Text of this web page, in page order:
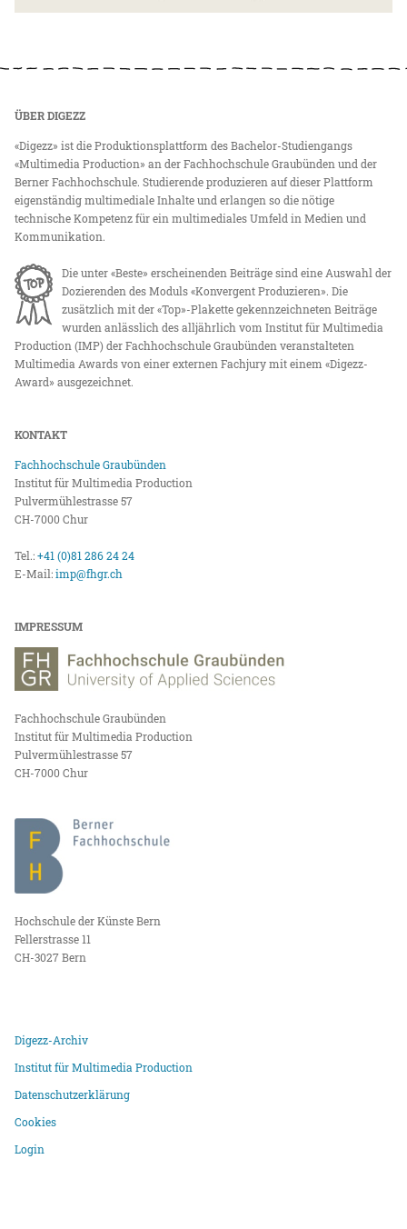
ÜBER DIGEZZ
«Digezz» ist die Produktionsplattform des Bachelor-Studiengangs
«Multimedia Production» an der Fachhochschule Graubünden und der
Berner Fachhochschule. Studierende produzieren auf dieser Plattform
eigenständig multimediale Inhalte und erlangen so die nötige
technische Kompetenz für ein multimediales Umfeld in Medien und
Kommunikation.
Die unter «Beste» erscheinenden Beiträge sind eine Auswahl der
Dozierenden des Moduls «Konvergent Produzieren». Die
zusätzlich mit der «Top»-Plakette gekennzeichneten Beiträge
wurden anlässlich des alljährlich vom Institut für Multimedia
Production (IMP) der Fachhochschule Graubünden veranstalteten
Multimedia Awards von einer externen Fachjury mit einem «Digezz-
Award» ausgezeichnet.
KONTAKT
Fachhochschule Graubünden
Institut für Multimedia Production
Pulvermühlestrasse 57
CH-7000 Chur
Tel.:+41 (0)81 286 24 24
E-Mail:imp@fhgr.ch
IMPRESSUM
Fachhochschule Graubünden
Institut für Multimedia Production
Pulvermühlestrasse 57
CH-7000 Chur
Hochschule der Künste Bern
Fellerstrasse 11
CH-3027 Bern
Digezz-Archiv
Institut für Multimedia Production
Datenschutzerklärung
Cookies
Login